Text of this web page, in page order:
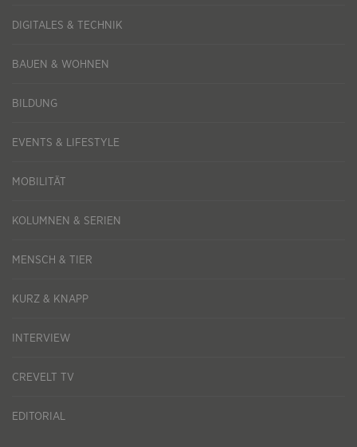
DIGITALES & TECHNIK
BAUEN & WOHNEN
BILDUNG
EVENTS & LIFESTYLE
MOBILITÄT
KOLUMNEN & SERIEN
MENSCH & TIER
KURZ & KNAPP
INTERVIEW
CREVELT TV
EDITORIAL